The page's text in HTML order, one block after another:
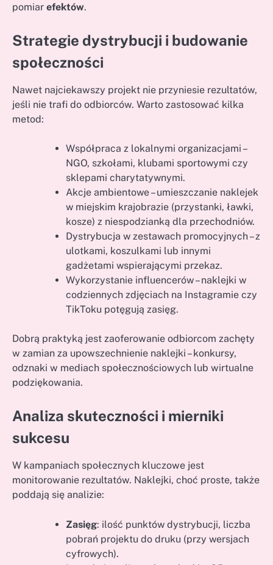
pomiar efektów.
Strategie dystrybucji i budowanie
społeczności
Nawet najciekawszy projekt nie przyniesie rezultatów,
jeśli nie trafi do odbiorców. Warto zastosować kilka
metod:
Współpraca z lokalnymi organizacjami –
NGO, szkołami, klubami sportowymi czy
sklepami charytatywnymi.
Akcje ambientowe – umieszczanie naklejek
w miejskim krajobrazie (przystanki, ławki,
kosze) z niespodzianką dla przechodniów.
Dystrybucja w zestawach promocyjnych – z
ulotkami, koszulkami lub innymi
gadżetami wspierającymi przekaz.
Wykorzystanie influencerów – naklejki w
codziennych zdjęciach na Instagramie czy
TikToku potęgują zasięg.
Dobrą praktyką jest zaoferowanie odbiorcom zachęty
w zamian za upowszechnienie naklejki – konkursy,
odznaki w mediach społecznościowych lub wirtualne
podziękowania.
Analiza skuteczności i mierniki
sukcesu
W kampaniach społecznych kluczowe jest
monitorowanie rezultatów. Naklejki, choć proste, także
poddają się analizie:
Zasięg: ilość punktów dystrybucji, liczba
pobrań projektu do druku (przy wersjach
cyfrowych).